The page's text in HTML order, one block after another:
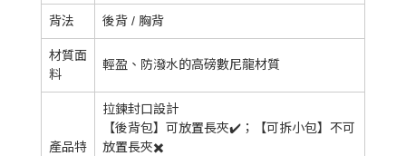
背法 後背 / 胸背
材質面
料
輕盈、防潑水的高磅數尼龍材質
產品特
拉鍊封口設計
【後背包】可放置長夾✔️；【可拆小包】不可
放置長夾✖️